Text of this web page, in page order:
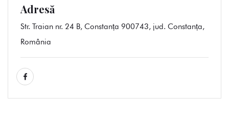
Adresă
Str. Traian nr. 24 B, Constanța 900743, jud. Constanța,
România